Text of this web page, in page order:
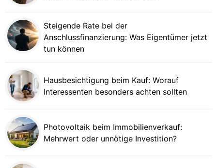
Steigende Rate bei der
Anschlussfinanzierung: Was Eigentümer jetzt
tun können
Hausbesichtigung beim Kauf: Worauf
Interessenten besonders achten sollten
Photovoltaik beim Immobilienverkauf:
Mehrwert oder unnötige Investition?